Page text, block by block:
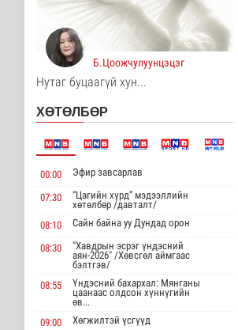
9 цаг 35 минутын өмнө
Хирошимад иргэд
Японы зэвсгийн
экспортын бодлогы..
Дэлхийд
9 цаг 47 минутын өмнө
Трамп Ирантай
шинэ гарц эрэлх..
9 цаг 55 минутын өмнө
Европ даяар хэт халалт
эрчимжиж байна
9 цаг 4 минутын өмнө
Голууд үертэй байна
9 цаг 21 минутын өмнө
Б.Цоожчулуунцэцэг
Нутаг буцаагүй хун...
ХӨТӨЛБӨР
00:00 Эфир завсарлав
07:30
“Цагийн хүрд” мэдээллийн
хөтөлбөр /давталт/
08:10
Сайн байна уу Дундад орон
08:30
"Хавдрын эсрэг үндэсний
аян-2026" /Хөвсгөл аймгаас
бэлтгэв/
08:55
Үндэсний бахархал: Мянганы
цаанаас олдсон хүннүгийн
өв...
09:00
Хөгжилтэй үсгүүд